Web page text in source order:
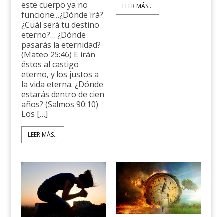
este cuerpo ya no
funcione…¿Dónde irá?
¿Cuál será tu destino
eterno?… ¿Dónde
pasarás la eternidad?
(Mateo 25:46) E irán
éstos al castigo
eterno, y los justos a
la vida eterna. ¿Dónde
estarás dentro de cien
años? (Salmos 90:10)
Los […]
LEER MÁS...
LEER MÁS...